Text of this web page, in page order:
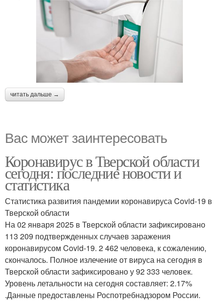
читать дальше →
Вас может заинтересовать
Коронавирус в Тверской области
сегодня: последние новости и
статистика
Статистика развития пандемии коронавируса Covid-19 в
Тверской области
На 02 января 2025 в Тверской области зафиксировано
113 209 подтвержденных случаев заражения
коронавирусом Covid-19. 2 462 человека, к сожалению,
скончалось. Полное излечение от вируса на сегодня в
Тверской области зафиксировано у 92 333 человек.
Уровень летальности на сегодня составляет: 2.17%
.Данные предоставлены Роспотребнадзором России.